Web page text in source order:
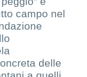
campo nel
delle